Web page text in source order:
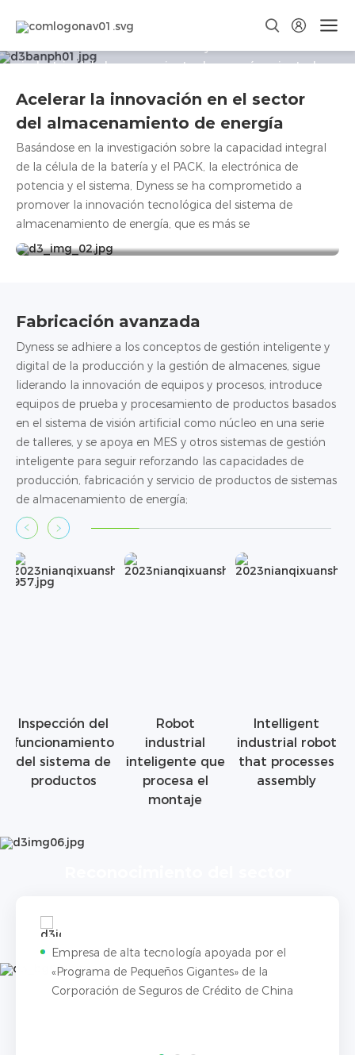
Investigación e innovación
industria del almacenamiento de energía, orientado a
tecnologías de vanguardia.
Acelerar la innovación en el sector
del almacenamiento de energía
Basándose en la investigación sobre la capacidad integral
de la célula de la batería y el PACK, la electrónica de
potencia y el sistema, Dyness se ha comprometido a
promover la innovación tecnológica del sistema de
almacenamiento de energía, que es más se
370+
Propiedad
intelectual
240+
Patentes
3
Centros de
167+
Fabricación avanzada
Dyness se adhiere a los conceptos de gestión inteligente y
digital de la producción y la gestión de almacenes, sigue
liderando la innovación de equipos y procesos, introduce
equipos de prueba y procesamiento de productos basados
en el sistema de visión artificial como núcleo en una serie
de talleres, y se apoya en MES y otros sistemas de gestión
inteligente para seguir reforzando las capacidades de
producción, fabricación y servicio de productos de sistemas
de almacenamiento de energía;
Inspección del
funcionamiento
del sistema de
productos
Robot
industrial
inteligente que
procesa el
montaje
Intelligent
industrial robot
that processes
assembly
Empresa de alta tecnología apoyada por el
«Programa de Pequeños Gigantes» de la
Corporación de Seguros de Crédito de China